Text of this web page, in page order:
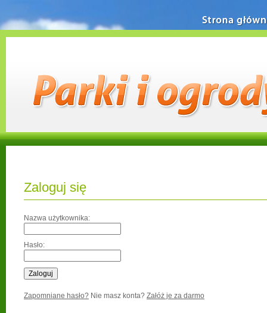
Zaloguj się
Nazwa użytkownika:
Hasło:
Zapomniane hasło? Nie masz konta? Załóż je za darmo
Strona główna